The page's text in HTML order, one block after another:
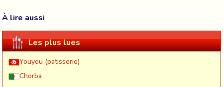
À lire aussi
Les plus lues
Youyou (patisserie)
Chorba